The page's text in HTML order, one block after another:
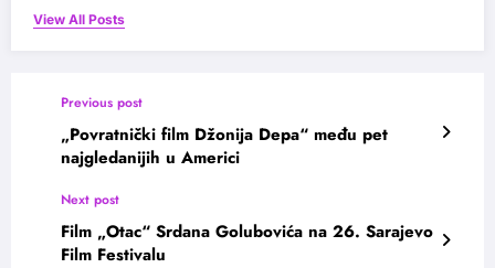
View All Posts
Previous post
„Povratnički film Džonija Depa“ među pet
najgledanijih u Americi
Next post
Film „Otac“ Srdana Golubovića na 26. Sarajevo
Film Festivalu